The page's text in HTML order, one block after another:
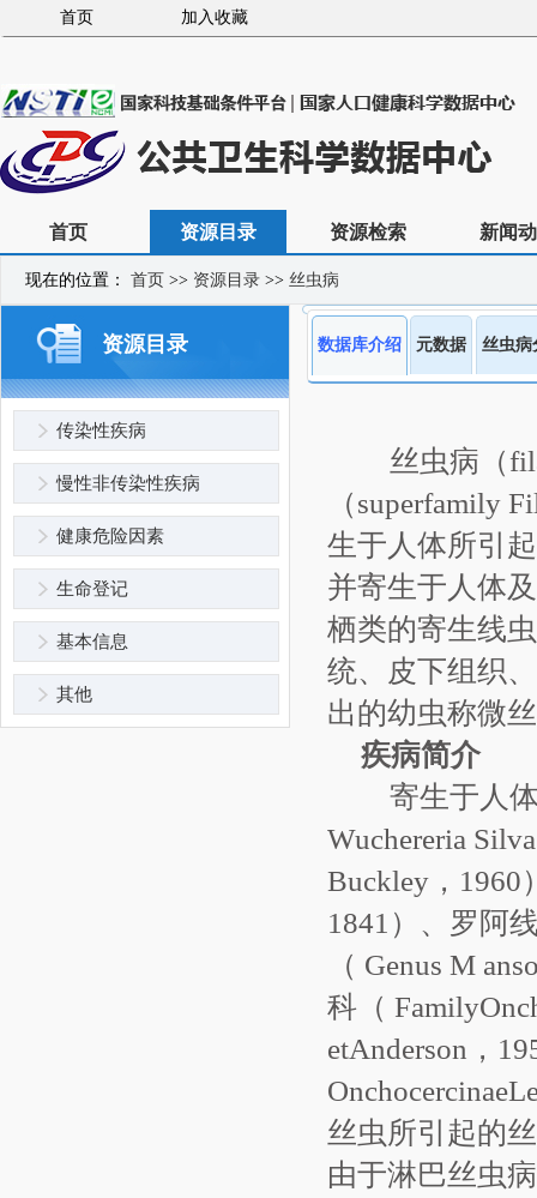
首页 加入收藏
首页 资源目录 资源检索 新闻
现在的位置： 首页 >> 资源目录 >> 丝虫病
资源目录
传染性疾病
慢性非传染性疾病
健康危险因素
生命登记
基本信息
其他
数据库介绍 元数据 丝虫病
丝虫病（
（superfamily
生于人体所引
并寄生于人体
栖类的寄生线
统、皮下组织
出的幼虫称微
疾病简介
寄生于人体
Wuchereria
Buckley，1960
1841）、罗阿
（ Genus M
科（
etAnderson，
丝虫所引起的
由于淋巴丝虫